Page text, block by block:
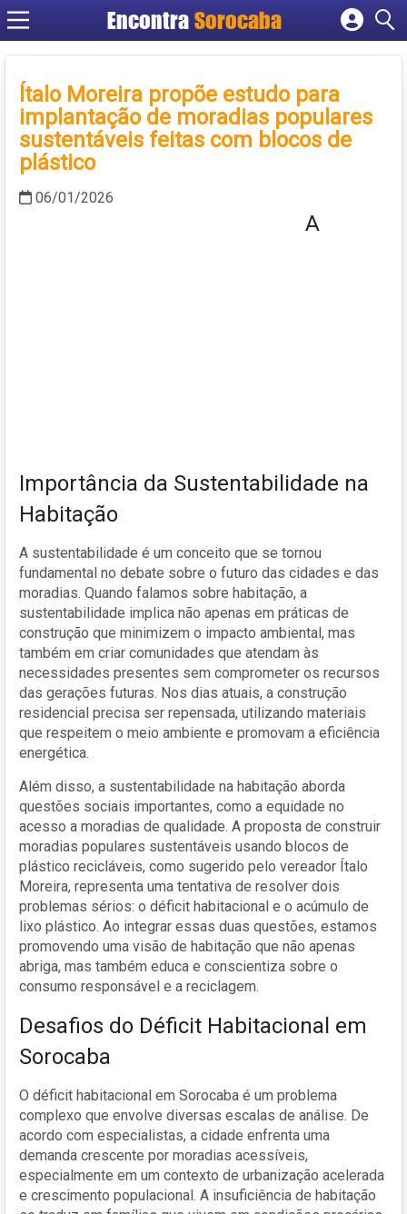
EncontraSorocaba
Cadastrar empresa
Criar conta
Ítalo Moreira propõe estudo para
implantação de moradias populares
sustentáveis feitas com blocos de
plástico
06/01/2026
A
Importância da Sustentabilidade na
Habitação
A sustentabilidade é um conceito que se tornou
fundamental no debate sobre o futuro das cidades e das
moradias. Quando falamos sobre habitação, a
sustentabilidade implica não apenas em práticas de
construção que minimizem o impacto ambiental, mas
também em criar comunidades que atendam às
necessidades presentes sem comprometer os recursos
das gerações futuras. Nos dias atuais, a construção
residencial precisa ser repensada, utilizando materiais
que respeitem o meio ambiente e promovam a eficiência
energética.
Além disso, a sustentabilidade na habitação aborda
questões sociais importantes, como a equidade no
acesso a moradias de qualidade. A proposta de construir
moradias populares sustentáveis usando blocos de
plástico recicláveis, como sugerido pelo vereador Ítalo
Moreira, representa uma tentativa de resolver dois
problemas sérios: o déficit habitacional e o acúmulo de
lixo plástico. Ao integrar essas duas questões, estamos
promovendo uma visão de habitação que não apenas
abriga, mas também educa e conscientiza sobre o
consumo responsável e a reciclagem.
Desafios do Déficit Habitacional em
Sorocaba
O déficit habitacional em Sorocaba é um problema
complexo que envolve diversas escalas de análise. De
acordo com especialistas, a cidade enfrenta uma
demanda crescente por moradias acessíveis,
especialmente em um contexto de urbanização acelerada
e crescimento populacional. A insuficiência de habitação